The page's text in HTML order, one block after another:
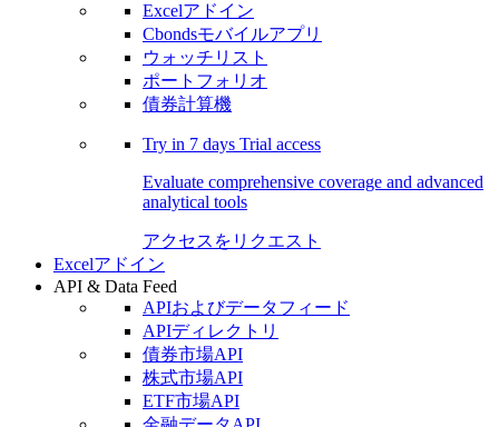
Excelアドイン
Cbondsモバイルアプリ
ウォッチリスト
ポートフォリオ
債券計算機
Try in 7 days Trial access
Evaluate comprehensive coverage and advanced
analytical tools
アクセスをリクエスト
Excelアドイン
API & Data Feed
APIおよびデータフィード
APIディレクトリ
債券市場API
株式市場API
ETF市場API